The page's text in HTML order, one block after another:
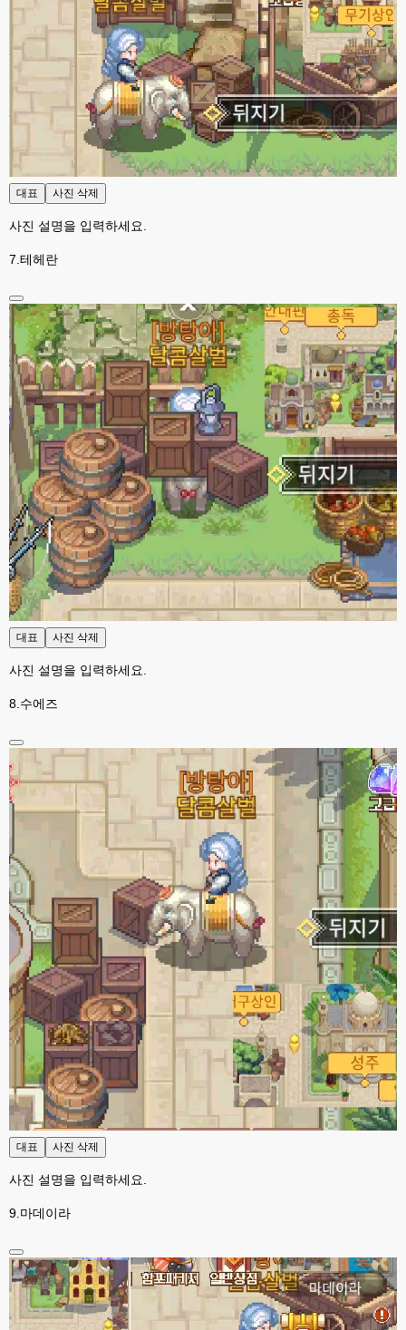
대표 사진 삭제
사진 설명을 입력하세요.
7.테헤란
대표 사진 삭제
사진 설명을 입력하세요.
8.수에즈
대표 사진 삭제
사진 설명을 입력하세요.
9.마데이라
esils 23:19
php8.4버전 호환으로 수정좀 했는데 어떤오류가 있을지는 몰겠어요 ㅋ
고게임77
헙 그런 무서운말씀을.ㅋㅋ저같은 초보는 오류한번 뜨면 수리불가라 위험한건
설치못해용ㅋ
고게임77
esils 23:33
xe하고 찾아봐도 단순한쳇이 없더라구요..
esils 23:34
아니면 실시간쳇으로 어딜 가입하고 그래야하고